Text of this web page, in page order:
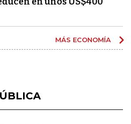
MÁS ECONOMÍA